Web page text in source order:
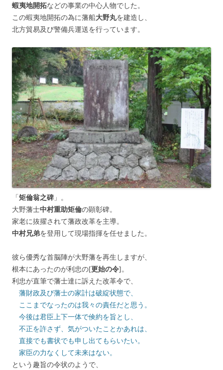
蝦夷地開拓などの事業の中心人物でした。
この蝦夷地開拓の為に藩船大野丸を建造し、
北方貿易及び警備兵運送を行っています。
「矩倫翁之碑 」。
大野藩士中村重助矩倫の顕彰碑。
家老に抜擢されて藩政改革を主導。
中村兄弟を登用して現場指揮を任せました。
彼ら優秀な首脳陣が大野藩を再生しますが、
根本にあったのが利忠の[更始の令]。
利忠が直筆で藩士達に訴えた改革令で、
藩財政及び藩士の家計は破綻状態で、
ここまでなったのは我々の責任だと思う。
今後は君臣上下一体で倹約を旨とし、
不正を許さず、気がついたことかあれは、
直接でも書状でも申し出てもらいたい。
家臣の力なくして未来はない。
という趣旨の令状のようで、